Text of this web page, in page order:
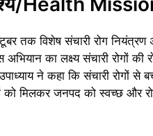
तक विशेष संचारी रोग
का लक्ष्य संचारी रोगों की
ने कहा कि संचारी
मिलकर जनपद को स्वच्छ और